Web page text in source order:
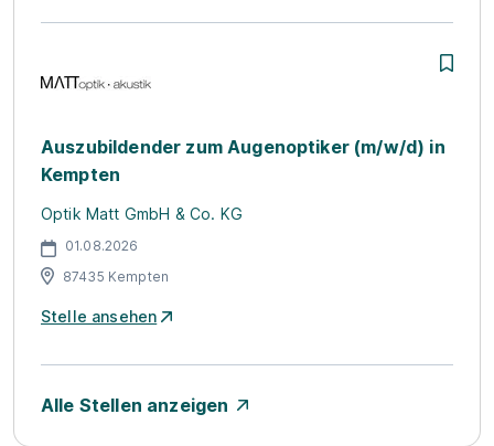
Auszubildender zum Augenoptiker (m/w/d) in
Kempten
Optik Matt GmbH & Co. KG
01.08.2026
87435 Kempten
Stelle ansehen
Alle Stellen anzeigen